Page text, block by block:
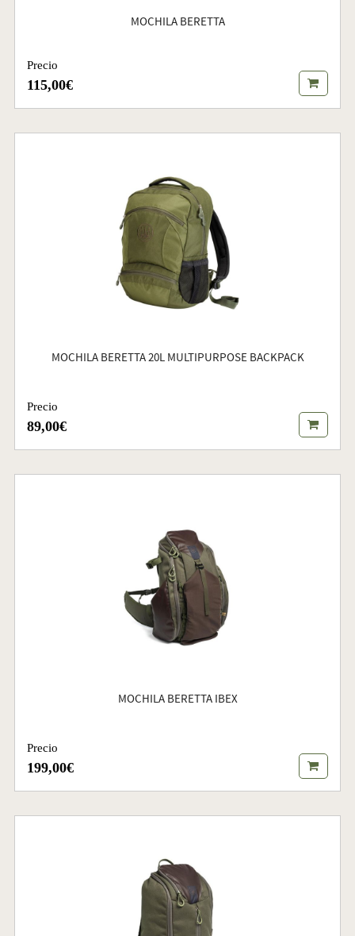
MOCHILA BERETTA
Precio
115,00€
MOCHILA BERETTA 20L MULTIPURPOSE BACKPACK
Precio
89,00€
MOCHILA BERETTA IBEX
Precio
199,00€